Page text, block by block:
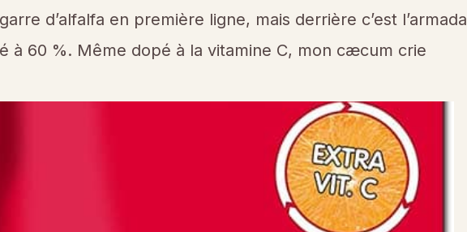
d’alfalfa en première ligne, mais derrière c’est l’armada
à 60 %. Même dopé à la vitamine C, mon cæcum crie